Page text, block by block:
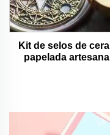
Kit de selos de
papelada